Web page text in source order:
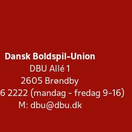
Dansk Boldspil-Union
DBU Allé 1
2605 Brøndby
2222 (mandag - fredag 9-16)
M: dbu@dbu.dk